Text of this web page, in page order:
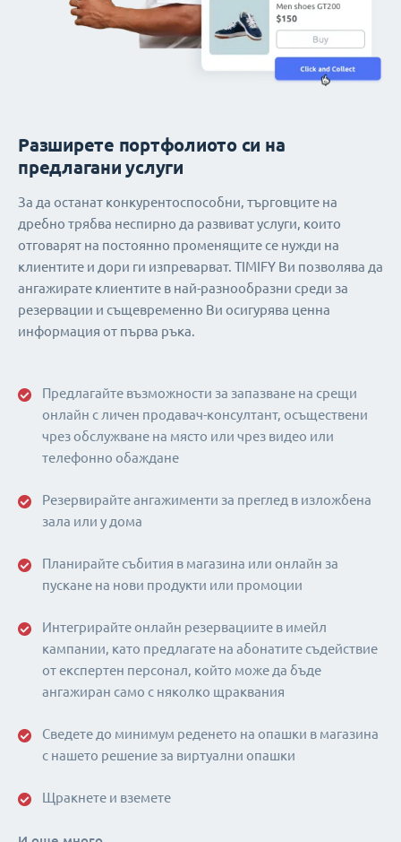
Предлагайте възможности за запазване на срещи
онлайн с личен продавач-консултант, осъществени
чрез обслужване на място или чрез видео или
телефонно обаждане
Резервирайте ангажименти за преглед в изложбена
зала или у дома
Планирайте събития в магазина или онлайн за
пускане на нови продукти или промоции
Интегрирайте онлайн резервациите в имейл
кампании, като предлагате на абонатите съдействие
от експертен персонал, който може да бъде
ангажиран само с няколко щраквания
Сведете до минимум реденето на опашки в магазина
с нашето решение за виртуални опашки
Щракнете и вземете
Разширете портфолиото си на
предлагани услуги
За да останат конкурентоспособни, търговците на
дребно трябва неспирно да развиват услуги, които
отговарят на постоянно променящите се нужди на
клиентите и дори ги изпреварват. TIMIFY Ви позволява да
ангажирате клиентите в най-разнообразни среди за
резервации и същевременно Ви осигурява ценна
информация от първа ръка.